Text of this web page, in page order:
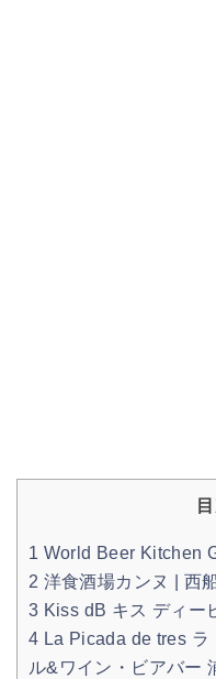
1 World Beer Kitchen
2 洋食酒場カンヌ | 西
3 Kiss dB キス ディー
4 La Picada de tres ラ
ル&ワイン・ビアバー